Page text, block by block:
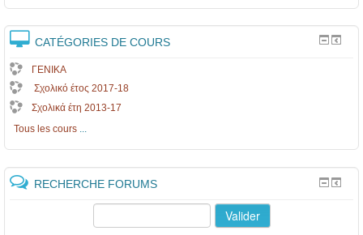
CATÉGORIES DE COURS
ΓΕΝΙΚΑ
Σχολικό έτος 2017-18
Σχολικά έτη 2013-17
Tous les cours
RECHERCHE FORUMS
Valider